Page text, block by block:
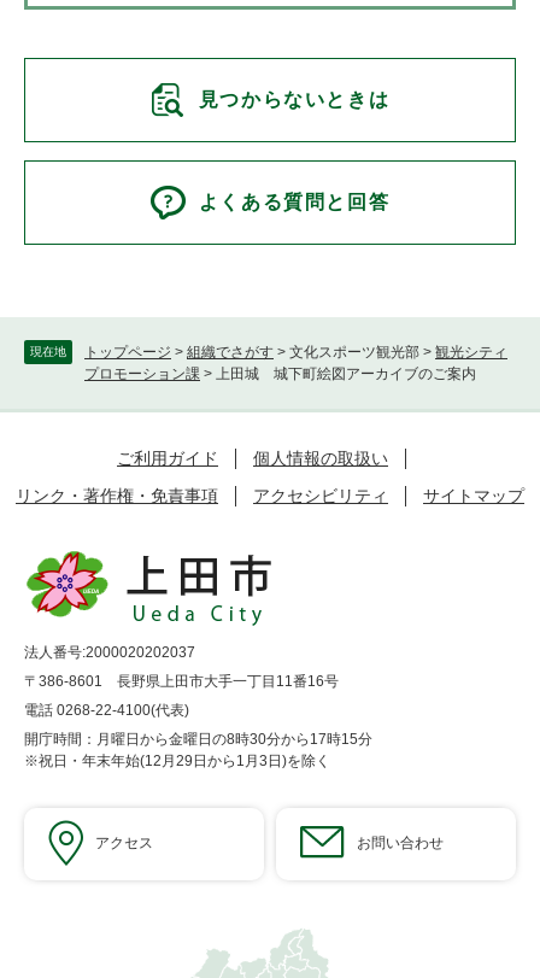
現在地 トップページ > 組織でさがす > 文化スポーツ観光部 > 観光シティ
プロモーション課 > 上田城 城下町絵図アーカイブのご案内
見つからないときは
よくある質問と回答
ご利用ガイド
個人情報の取扱い
リンク・著作権・免責事項
アクセシビリティ サイトマップ
法人番号:2000020202037
〒386-8601 長野県上田市大手一丁目11番16号
電話 0268-22-4100(代表)
開庁時間：月曜日から金曜日の8時30分から17時15分
※祝日・年末年始(12月29日から1月3日)を除く
アクセス お問い合わせ